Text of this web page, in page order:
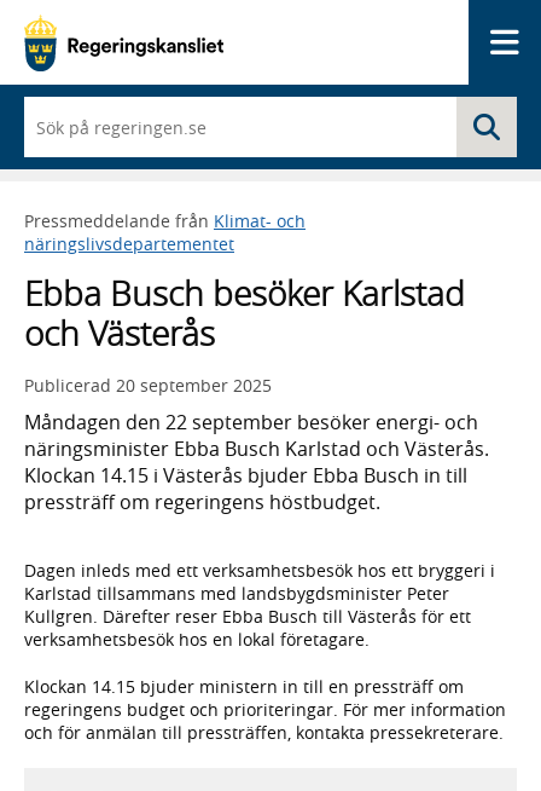
du
börjar
skriva
framträder
en
med
sökförslag
Pressmeddelande från Klimat- och
näringslivsdepartementet
Ebba Busch besöker Karlstad
och Västerås
Publicerad 20 september 2025
Måndagen den 22 september besöker energi- och
näringsminister Ebba Busch Karlstad och Västerås.
Klockan 14.15 i Västerås bjuder Ebba Busch in till
pressträff om regeringens höstbudget.
Dagen inleds med ett verksamhetsbesök hos ett bryggeri i
Karlstad tillsammans med landsbygdsminister Peter
Kullgren. Därefter reser Ebba Busch till Västerås för ett
verksamhetsbesök hos en lokal företagare.
Klockan 14.15 bjuder ministern in till en pressträff om
regeringens budget och prioriteringar. För mer information
och för anmälan till pressträffen, kontakta pressekreterare.